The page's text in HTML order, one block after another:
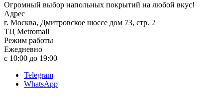
Огромный выбор напольных покрытий на любой вкус!
Адрес
г. Москва, Дмитровское шоссе дом 73, стр. 2
ТЦ Metromall
Режим работы
Ежедневно
с 10:00 до 19:00
Telegram
WhatsApp